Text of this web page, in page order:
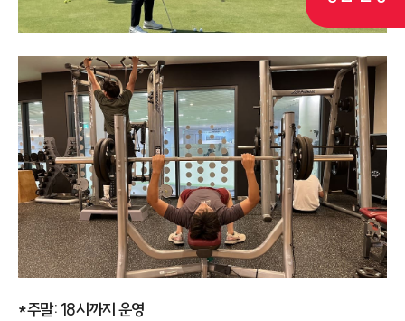
*주말: 18시까지 운영